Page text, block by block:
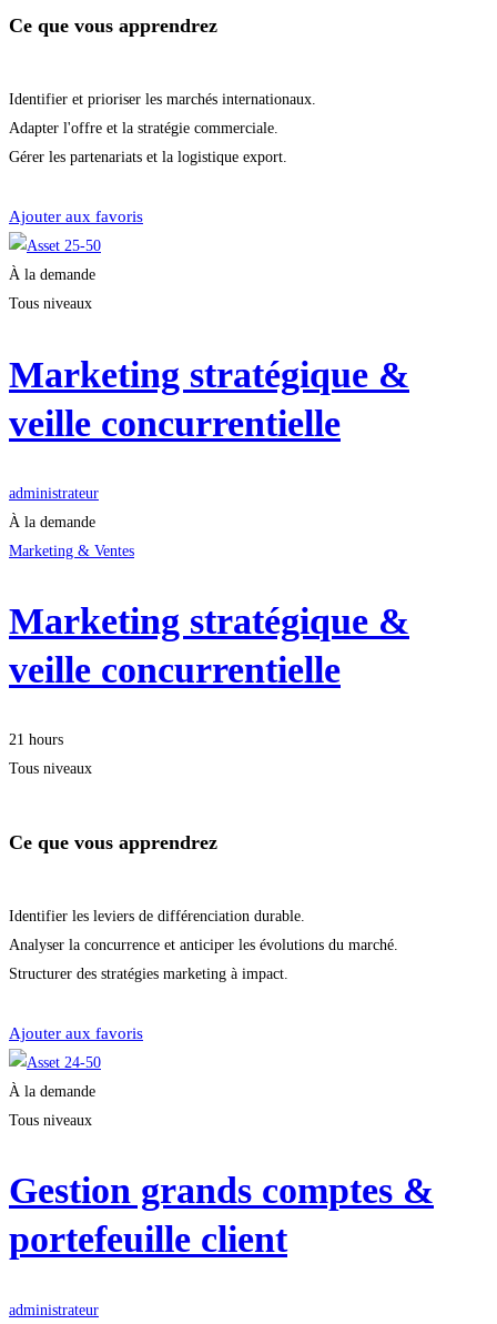
Ce que vous apprendrez
Identifier et prioriser les marchés internationaux.
Adapter l'offre et la stratégie commerciale.
Gérer les partenariats et la logistique export.
Ajouter aux favoris
À la demande
Tous niveaux
Marketing stratégique &
veille concurrentielle
administrateur
À la demande
Marketing & Ventes
Marketing stratégique &
veille concurrentielle
21 hours
Tous niveaux
Ce que vous apprendrez
Identifier les leviers de différenciation durable.
Analyser la concurrence et anticiper les évolutions du marché.
Structurer des stratégies marketing à impact.
Ajouter aux favoris
À la demande
Tous niveaux
Gestion grands comptes &
portefeuille client
administrateur